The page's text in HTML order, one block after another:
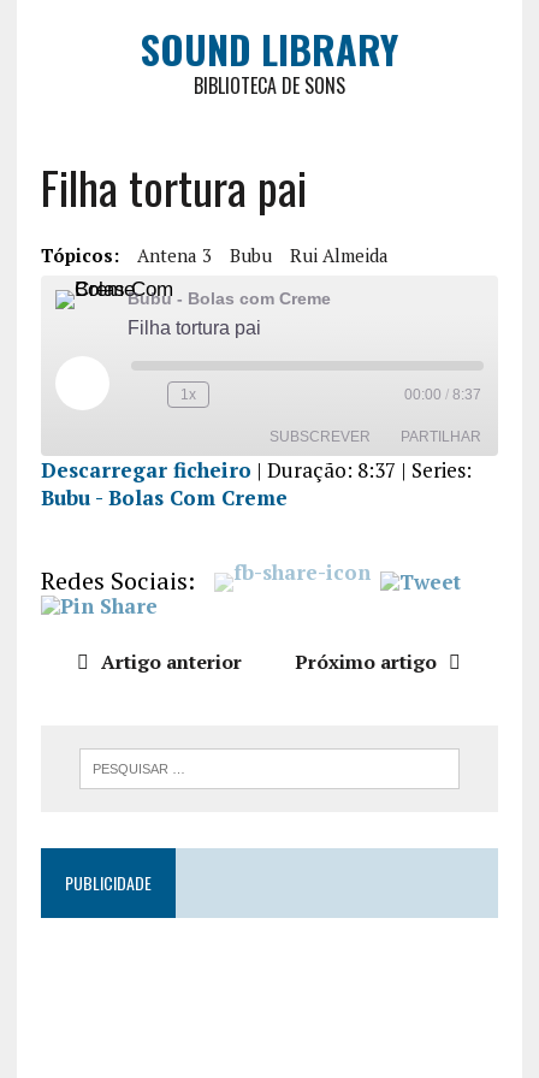
SOUND LIBRARY
BIBLIOTECA DE SONS
Filha tortura pai
Tópicos: Antena 3 Bubu Rui Almeida
Bubu - Bolas com Creme
Filha tortura pai
1x 00:00 / 8:37
SUBSCREVER PARTILHAR
PARTILHA
INCORPO
RAR
Descarregar ficheiro | Duração: 8:37 | Series:
Bubu - Bolas Com Creme
Redes Sociais:
Artigo anterior Próximo artigo
PUBLICIDADE